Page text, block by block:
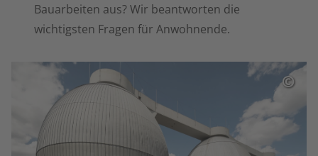
Bauarbeiten aus? Wir beantworten die
wichtigsten Fragen für Anwohnende.
©